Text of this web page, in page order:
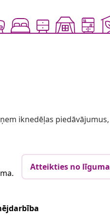
iknedēļas piedāvājumus,
Atteikties no līguma